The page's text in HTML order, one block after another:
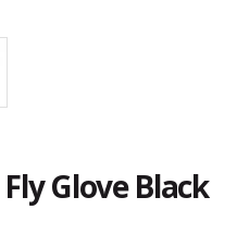
Glove Black